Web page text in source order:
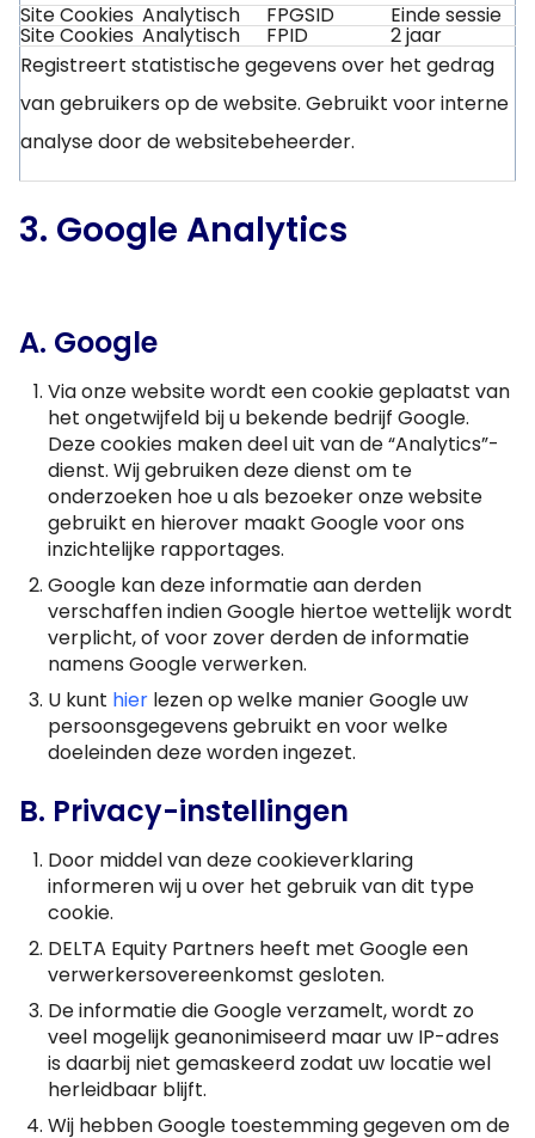
Site Cookies Analytisch FPGSID Einde sessie
Site Cookies Analytisch FPID
2 jaar
Registreert statistische gegevens over het gedrag
van gebruikers op de website. Gebruikt voor interne
analyse door de websitebeheerder.
3. Google Analytics
A. Google
Via onze website wordt een cookie geplaatst van
het ongetwijfeld bij u bekende bedrijf Google.
Deze cookies maken deel uit van de “Analytics”-
dienst. Wij gebruiken deze dienst om te
onderzoeken hoe u als bezoeker onze website
gebruikt en hierover maakt Google voor ons
inzichtelijke rapportages.
Google kan deze informatie aan derden
verschaffen indien Google hiertoe wettelijk wordt
verplicht, of voor zover derden de informatie
namens Google verwerken.
U kunt hier lezen op welke manier Google uw
persoonsgegevens gebruikt en voor welke
doeleinden deze worden ingezet.
B. Privacy-instellingen
Door middel van deze cookieverklaring
informeren wij u over het gebruik van dit type
cookie.
DELTA Equity Partners heeft met Google een
verwerkersovereenkomst gesloten.
De informatie die Google verzamelt, wordt zo
veel mogelijk geanonimiseerd maar uw IP-adres
is daarbij niet gemaskeerd zodat uw locatie wel
herleidbaar blijft.
Wij hebben Google toestemming gegeven om de